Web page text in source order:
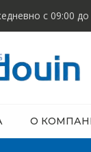
с 09:00 до
О